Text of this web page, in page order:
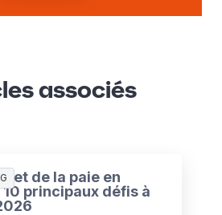
associés
et de la paie en
10 principaux défis à